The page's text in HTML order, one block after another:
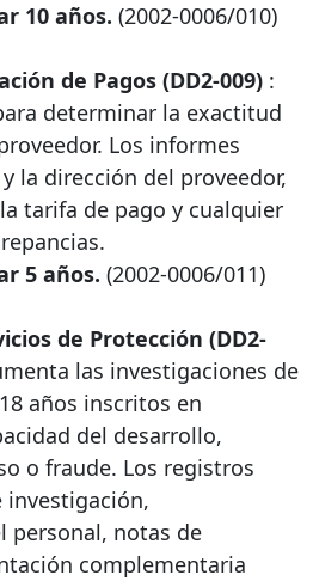
10 años. (2002-0006/010)
de Pagos (DD2-009) :
determinar la exactitud
Los informes
la dirección del proveedor,
tarifa de pago y cualquier
5 años. (2002-0006/011)
de Protección (DD2-
las investigaciones de
años inscritos en
del desarrollo,
o fraude. Los registros
investigación,
personal, notas de
complementaria